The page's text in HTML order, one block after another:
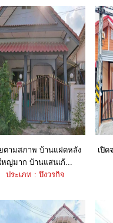
ตามสภาพ บ้านแฝดหลัง
หญ่มาก บ้านแสนเก้...
ประเภท : บึงวรกิจ
เปิ